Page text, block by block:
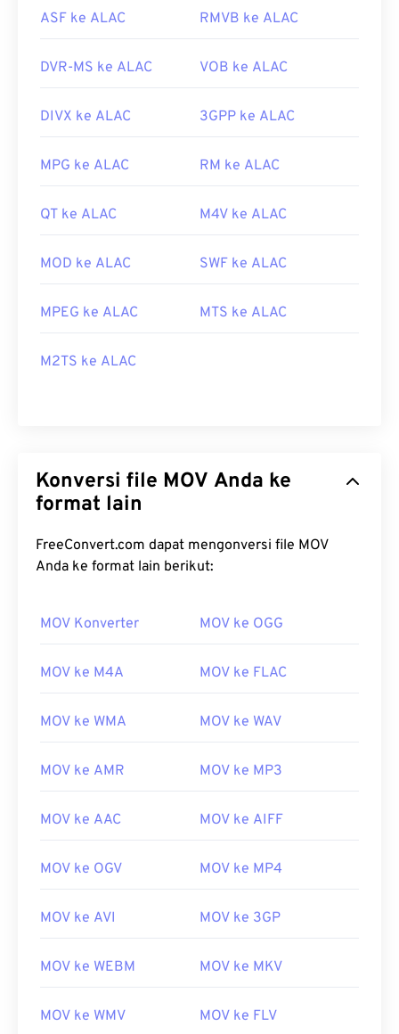
ASF ke ALAC RMVB ke ALAC
DVR-MS ke ALAC VOB ke ALAC
DIVX ke ALAC 3GPP ke ALAC
MPG ke ALAC RM ke ALAC
QT ke ALAC M4V ke ALAC
MOD ke ALAC SWF ke ALAC
MPEG ke ALAC MTS ke ALAC
M2TS ke ALAC
Konversi file MOV Anda ke
format lain
FreeConvert.com dapat mengonversi file MOV
Anda ke format lain berikut:
MOV Konverter MOV ke OGG
MOV ke M4A MOV ke FLAC
MOV ke WMA MOV ke WAV
MOV ke AMR MOV ke MP3
MOV ke AAC MOV ke AIFF
MOV ke OGV MOV ke MP4
MOV ke AVI MOV ke 3GP
MOV ke WEBM MOV ke MKV
MOV ke WMV MOV ke FLV